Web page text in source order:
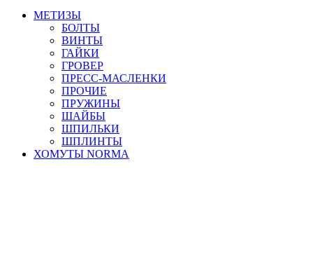
МЕТИЗЫ
БОЛТЫ
ВИНТЫ
ГАЙКИ
ГРОВЕР
ПРЕСС-МАСЛЕНКИ
ПРОЧИЕ
ПРУЖИНЫ
ШАЙБЫ
ШПИЛЬКИ
ШПЛИНТЫ
ХОМУТЫ NORMA